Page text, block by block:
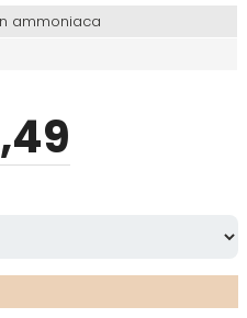
Eksperience
ammoniaca
,49